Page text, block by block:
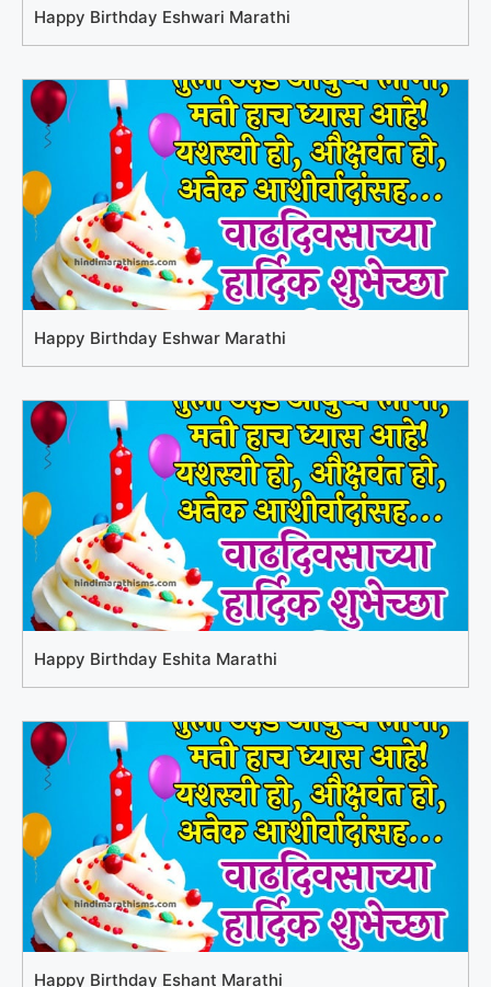
Happy Birthday Eshwari Marathi
Happy Birthday Eshwar Marathi
Happy Birthday Eshita Marathi
Happy Birthday Eshant Marathi